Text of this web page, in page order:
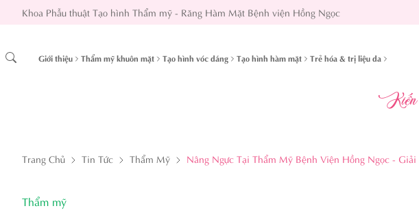
Khoa Phẫu thuật Tạo hình Thẩm mỹ - Răng Hàm Mặt Bệnh viện Hồng Ngọc
Giới thiệu Thẩm mỹ khuôn mặt Tạo hình vóc dáng Tạo hình hàm mặt Trẻ hóa & trị liệu da
Kiến
Trang Chủ Tin Tức Thẩm Mỹ Nâng Ngực Tại Thẩm Mỹ Bệnh Viện Hồng Ngọc -
Thẩm mỹ